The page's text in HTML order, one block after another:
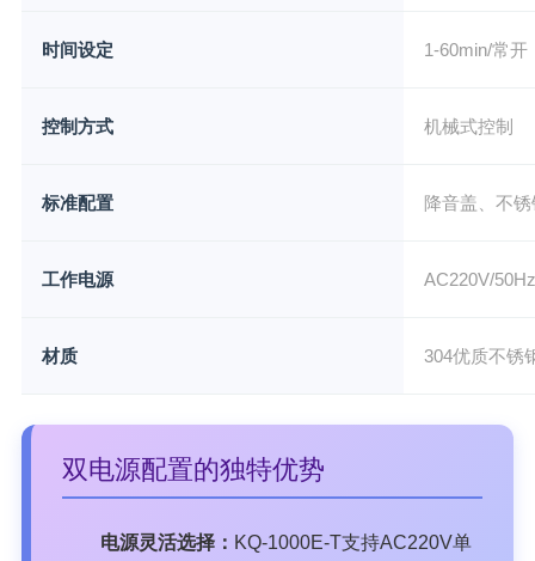
时间设定 1-60min/常开
控制方式 机械式控制
标准配置 降音盖、不
工作电源 AC220V/
材质 304优质不锈
双电源配置的独特优势
电源灵活选择： KQ-1000E-T支持AC220V单